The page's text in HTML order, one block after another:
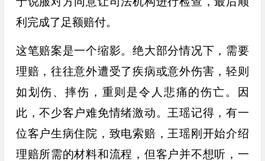
利完成了足额赔付。
这笔赔案是一个缩影。绝大部分情况下，需要
理赔，往往意外遭受了疾病或意外伤害，轻则
如划伤、摔伤，重则是令人悲痛的伤亡。因
此，不少客户难免情绪激动。王瑶记得，有一
位客户生病住院，致电索赔，王瑶刚开始介绍
理赔所需的材料和流程，但客户并不想听，一